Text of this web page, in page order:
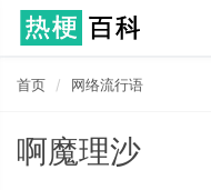
首页 网络流行语
啊魔理沙